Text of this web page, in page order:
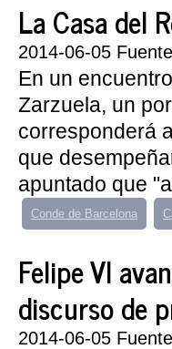
La Casa del
2014-06-05
En un
Zarzuela, un
corresponderá
que
apuntado que
Conde de Barcelona
Felipe VI
discurso de
2014-06-05